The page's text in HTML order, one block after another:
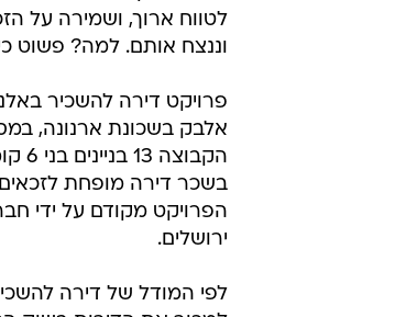
לטווח ארוך, ושמירה על
וננצח אותם. למה? פשוט
אלבק בשכונת ארנונה,
הפרויקט מקודם על ידי
ירושלים.